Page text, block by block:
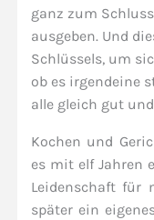
ganz zum
ausgeben. Und
Schlüssels, um
ob es irgendeine
alle gleich gut
Kochen und
es mit elf Jahren
Leidenschaft für
später ein